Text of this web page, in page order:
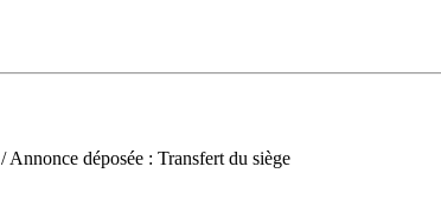
/ Annonce déposée : Transfert du siège